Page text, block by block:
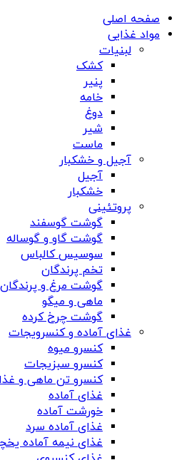
صفحه اصلی
مواد غذایی
لبنیات
کشک
پنیر
خامه
دوغ
شیر
ماست
آجیل و خشکبار
آجیل
خشکبار
پروتئینی
گوشت گوسفند
گوشت گاو و گوساله
سوسیس کالباس
تخم پرندگان
گوشت مرغ و پرندگان
ماهی و میگو
گوشت چرخ کرده
غذای آماده و کنسرویجات
کنسرو میوه
کنسرو سبزیجات
کنسرو تن ماهی و
غذای آماده
خورشت آماده
غذای آماده سرد
غذای نیمه آماده